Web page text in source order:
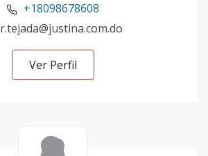
+18098678608
r.tejada@justina.com.do
Ver Perfil